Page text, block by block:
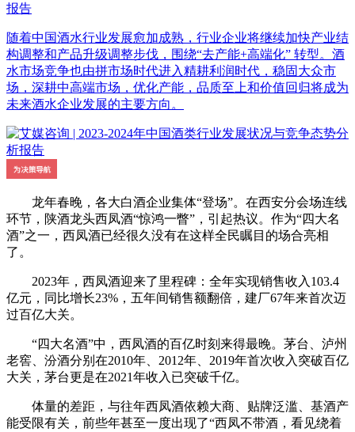
报告
随着中国酒水行业发展愈加成熟，行业企业将继续加快产业结
构调整和产品升级调整步伐，围绕“去产能+高端化” 转型。酒
水市场竞争也由拼市场时代进入精耕利润时代，稳固大众市
场，深耕中高端市场，优化产能，品质至上和价值回归将成为
未来酒水企业发展的主要方向。
龙年春晚，各大白酒企业集体“登场”。在西安分会场连线
环节，陕酒龙头西凤酒“惊鸿一瞥”，引起热议。作为“四大名
酒”之一，西凤酒已经很久没有在这样全民瞩目的场合亮相
了。
2023年，西凤酒迎来了里程碑：全年实现销售收入103.4
亿元，同比增长23%，五年间销售额翻倍，建厂67年来首次迈
过百亿大关。
“四大名酒”中，西凤酒的百亿时刻来得最晚。茅台、泸州
老窖、汾酒分别在2010年、2012年、2019年首次收入突破百亿
大关，茅台更是在2021年收入已突破千亿。
体量的差距，与往年西凤酒依赖大商、贴牌泛滥、基酒产
能受限有关，前些年甚至一度出现了“西凤不带酒，看见绕着